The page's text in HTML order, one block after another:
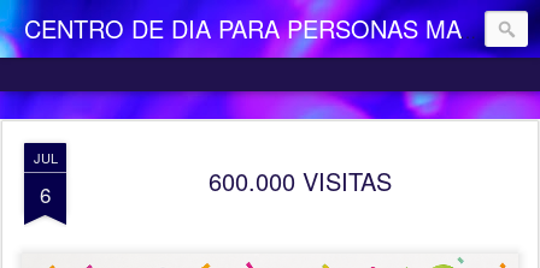
CENTRO DE DIA PARA PERSONAS MAYORES DEPENDIENTES "LA CAMOCHA"
JUL
6 600.000 VISITAS